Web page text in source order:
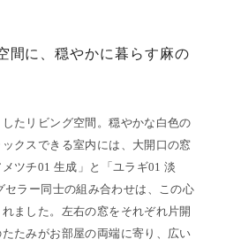
間に、穏やかに暮らす麻の
たリビング空間。穏やかな白色の
クスできる室内には、大開口の窓
ツチ01 生成」と「ユラギ01 淡
セラー同士の組み合わせは、この心
ました。左右の窓をそれぞれ片開
たみがお部屋の両端に寄り、広い